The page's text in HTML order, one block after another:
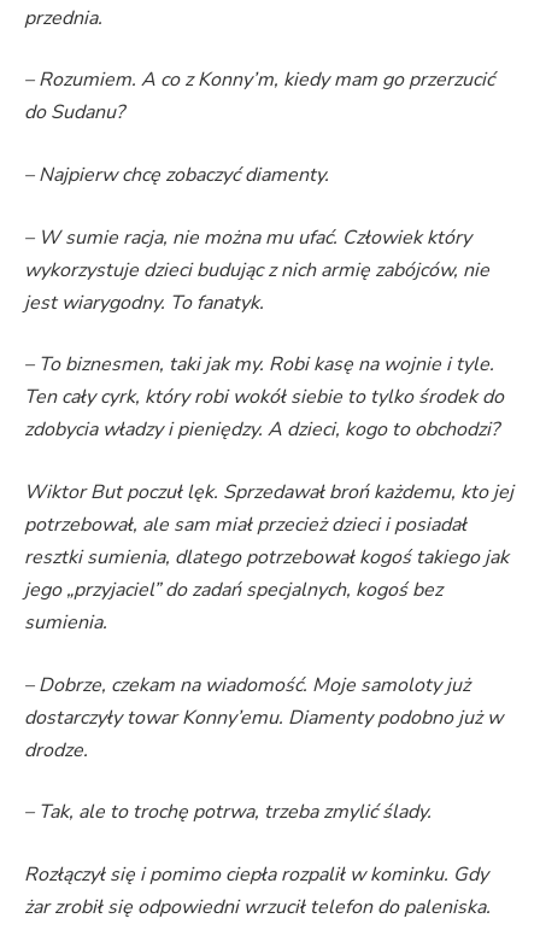
przednia.
– Rozumiem. A co z Konny’m, kiedy mam go przerzucić
do Sudanu?
– Najpierw chcę zobaczyć diamenty.
– W sumie racja, nie można mu ufać. Człowiek który
wykorzystuje dzieci budując z nich armię zabójców, nie
jest wiarygodny. To fanatyk.
– To biznesmen, taki jak my. Robi kasę na wojnie i tyle.
Ten cały cyrk, który robi wokół siebie to tylko środek do
zdobycia władzy i pieniędzy. A dzieci, kogo to obchodzi?
Wiktor But poczuł lęk. Sprzedawał broń każdemu, kto jej
potrzebował, ale sam miał przecież dzieci i posiadał
resztki sumienia, dlatego potrzebował kogoś takiego jak
jego „przyjaciel” do zadań specjalnych, kogoś bez
sumienia.
– Dobrze, czekam na wiadomość. Moje samoloty już
dostarczyły towar Konny’emu. Diamenty podobno już w
drodze.
– Tak, ale to trochę potrwa, trzeba zmylić ślady.
Rozłączył się i pomimo ciepła rozpalił w kominku. Gdy
żar zrobił się odpowiedni wrzucił telefon do paleniska.